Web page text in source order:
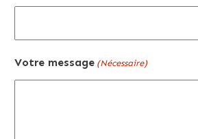
Votre message (Nécessaire)